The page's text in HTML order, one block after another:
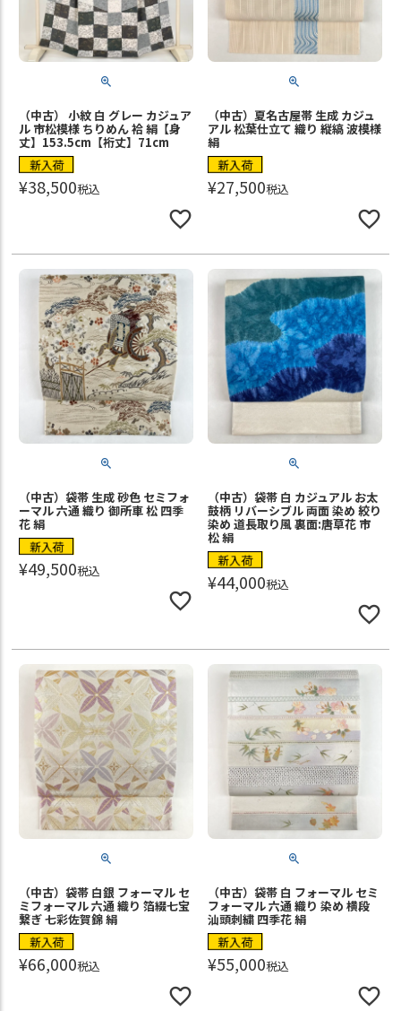
（中古） 小紋 白 グレー カジュア
ル 市松模様 ちりめん 袷 絹【身
丈】153.5cm【裄丈】71cm
新入荷
¥38,500税込
（中古）夏名古屋帯 生成 カジュ
アル 松葉仕立て 織り 縦縞 波模様
絹
新入荷
¥27,500税込
（中古）袋帯 生成 砂色 セミフォ
ーマル 六通 織り 御所車 松 四季
花 絹
新入荷
¥49,500税込
（中古）袋帯 白 カジュアル お太
鼓柄 リバーシブル 両面 染め 絞り
染め 道長取り風 裏面:唐草花 市
松 絹
新入荷
¥44,000税込
（中古）袋帯 白銀 フォーマル セ
ミフォーマル 六通 織り 箔綴七宝
繋ぎ 七彩佐賀錦 絹
新入荷
¥66,000税込
（中古）袋帯 白 フォーマル セミ
フォーマル 六通 織り 染め 横段
汕頭刺繍 四季花 絹
新入荷
¥55,000税込